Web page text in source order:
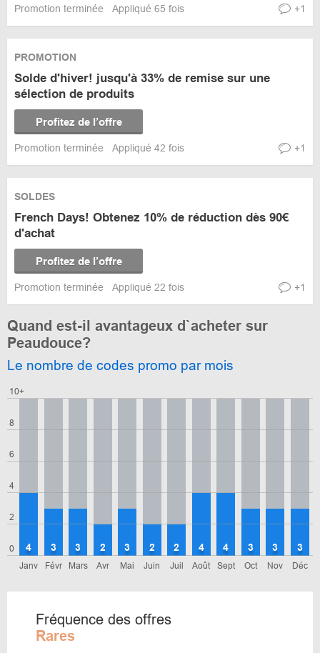
Promotion terminée Appliqué 65 fois +1
PROMOTION
Solde d'hiver! jusqu'à 33% de remise sur une
sélection de produits
Profitez de l’offre
Promotion terminée Appliqué 42 fois +1
SOLDES
French Days! Obtenez 10% de réduction dès 90€
d'achat
Profitez de l’offre
Promotion terminée Appliqué 22 fois +1
Quand est-il avantageux d`acheter sur
Peaudouce?
Le nombre de codes promo par mois
0
2
4
6
8
10+
Janv
4
Févr
3
Mars
3
Avr
2
Mai
3
Juin
2
Juil
2
Août
4
Sept
4
Oct
3
Nov
3
Déc
3
Fréquence des offres
Rares